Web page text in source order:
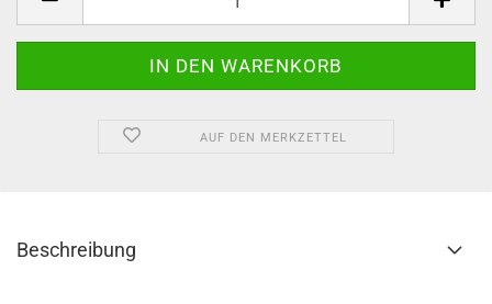
AUF DEN MERKZETTEL
Beschreibung